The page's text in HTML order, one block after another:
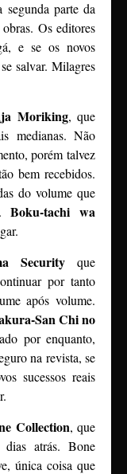
segunda parte da
Os editores
e se os novos
salvar. Milagres
Moriking, que
medianas. Não
porém talvez
bem recebidos.
do volume que
Boku-tachi wa
Securityque
por tanto
após volume.
San Chi no
por enquanto,
na revista, se
sucessos reais
Collection, que
atrás. Bone
única coisa que